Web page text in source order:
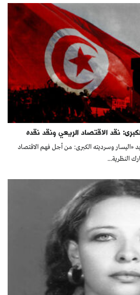
نقد الاقتصاد الريعي ونقد نقده
«اليسار وسرديته الكبرى: من أجل فهم الاقتصاد
النظرية...